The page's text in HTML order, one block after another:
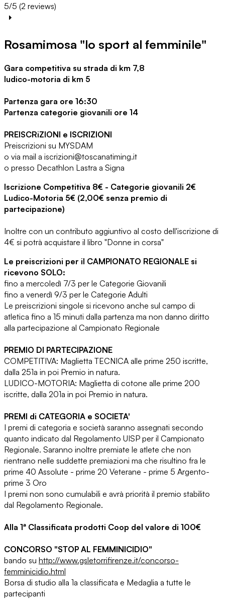
5/5 (2 reviews)
Rosamimosa "lo sport al femminile"
Gara competitiva su strada di km 7,8
ludico-motoria di km 5
Partenza gara ore 16:30
Partenza categorie giovanili ore 14
PREISCRiZIONI e ISCRIZIONI
Preiscrizioni su MYSDAM
o via mail a iscrizioni@toscanatiming.it
o presso Decathlon Lastra a Signa
Iscrizione Competitiva 8€ - Categorie giovanili 2€
Ludico-Motoria 5€ (2,00€ senza premio di
partecipazione)
Inoltre con un contributo aggiuntivo al costo dell'iscrizione di
4€ si potrà acquistare il libro "Donne in corsa"
Le preiscrizioni per il CAMPIONATO REGIONALE si
ricevono SOLO:
fino a mercoledì 7/3 per le Categorie Giovanili
fino a venerdì 9/3 per le Categorie Adulti
Le preiscrizioni singole si ricevono anche sul campo di
atletica fino a 15 minuti dalla partenza ma non danno diritto
alla partecipazione al Campionato Regionale
PREMIO DI PARTECIPAZIONE
COMPETITIVA: Maglietta TECNICA alle prime 250 iscritte,
dalla 251a in poi Premio in natura.
LUDICO-MOTORIA: Maglietta di cotone alle prime 200
iscritte, dalla 201a in poi Premio in natura.
PREMI di CATEGORIA e SOCIETA'
I premi di categoria e società saranno assegnati secondo
quanto indicato dal Regolamento UISP per il Campionato
Regionale. Saranno inoltre premiate le atlete che non
rientrano nelle suddette premiazioni ma che risultino fra le
prime 40 Assolute - prime 20 Veterane - prime 5 Argento-
prime 3 Oro
I premi non sono cumulabili e avrà priorità il premio stabilito
dal Regolamento Regionale.
Alla 1ª Classificata prodotti Coop del valore di 100€
CONCORSO "STOP AL FEMMINICIDIO"
bando su http://www.gsletorrifirenze.it/concorso-
femminicidio.html
Borsa di studio alla 1a classificata e Medaglia a tutte le
partecipanti